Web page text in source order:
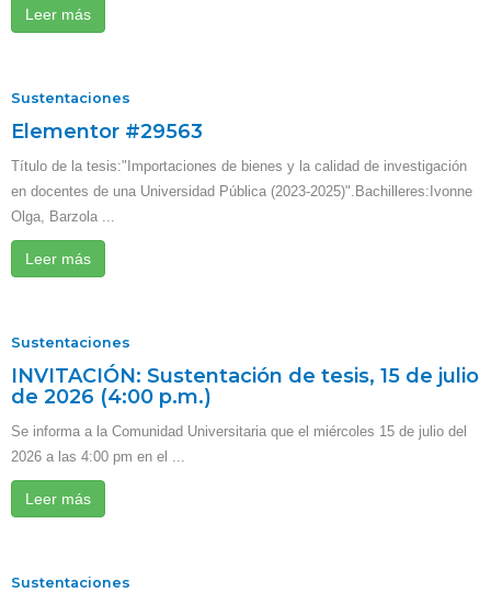
Leer más
Sustentaciones
Elementor #29563
Título de la tesis:"Importaciones de bienes y la calidad de investigación
en docentes de una Universidad Pública (2023-2025)".Bachilleres:Ivonne
Olga, Barzola ...
Leer más
Sustentaciones
INVITACIÓN: Sustentación de tesis, 15 de julio
de 2026 (4:00 p.m.)
Se informa a la Comunidad Universitaria que el miércoles 15 de julio del
2026 a las 4:00 pm en el ...
Leer más
Sustentaciones